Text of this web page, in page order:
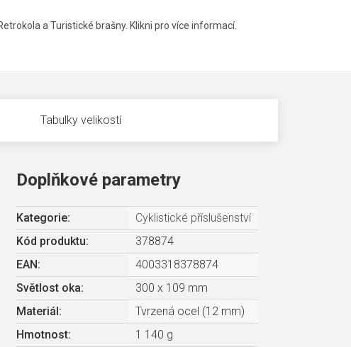
a Turistické brašny. Klikni pro více informací.
Tabulky velikostí
Doplňkové parametry
Kategorie:
Cyklistické příslušenství
Kód produktu:
378874
EAN :
4003318378874
Světlost oka:
300 x 109 mm
Materiál :
Tvrzená ocel (12 mm)
Hmotnost:
1 140 g